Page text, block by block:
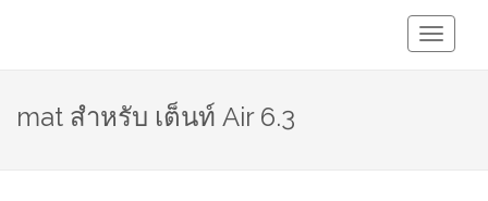
Toggle
mat สำหรับ เต็นท์ Air 6.3